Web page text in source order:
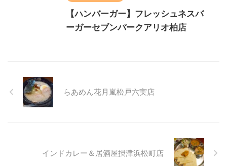
【ハンバーガー】フレッシュネスバ
ーガーセブンパークアリオ柏店
らあめん花月嵐松戸六実店
インドカレー＆居酒屋摂津浜松町店